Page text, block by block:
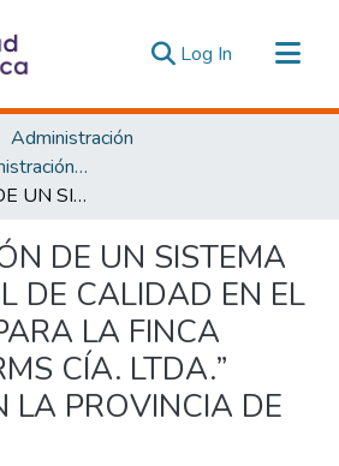
Log In (current)
Administración
Maestría en Administración y Marketing
ELABORACIÓN DE UN SISTEMA DE CONTROL DE CALIDAD EN EL AÑO 2015, PARA LA FINCA “LOCOA FARMS CÍA. LTDA.” UBICADA EN LA PROVINCIA DE COTOPAXI
DE UN SISTEMA
DE CALIDAD EN EL
LA FINCA
CÍA. LTDA.”
LA PROVINCIA DE